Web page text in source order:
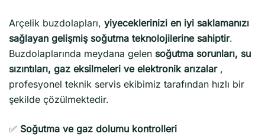
Arçelik buzdolapları, yiyeceklerinizi en iyi saklamanızı
sağlayan gelişmiş soğutma teknolojilerine sahiptir.
Buzdolaplarında meydana gelen soğutma sorunları, su
sızıntıları, gaz eksilmeleri ve elektronik arızalar,
profesyonel teknik servis ekibimiz tarafından hızlı bir
şekilde çözülmektedir.
✅ Soğutma ve gaz dolumu kontrolleri